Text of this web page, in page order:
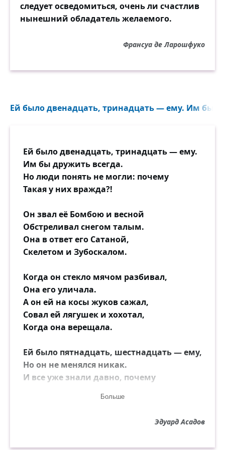
следует осведомиться, очень ли счастлив
нынешний обладатель желаемого.
Франсуа де Ларошфуко
Ей было двенадцать, тринадцать — ему. Им бы
Ей было двенадцать, тринадцать — ему.
Им бы дружить всегда.
Но люди понять не могли: почему
Такая у них вражда?!
Он звал её Бомбою и весной
Обстреливал снегом талым.
Она в ответ его Сатаной,
Скелетом и Зубоскалом.
Когда он стекло мячом разбивал,
Она его уличала.
А он ей на косы жуков сажал,
Совал ей лягушек и хохотал,
Когда она верещала.
Ей было пятнадцать, шестнадцать — ему,
Но он не менялся никак.
И все уже знали давно, почему
Больше
Эдуард Асадов